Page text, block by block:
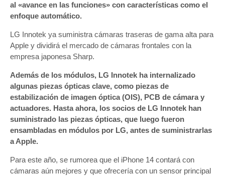
al «avance en las funciones» con características como el
enfoque automático.
LG Innotek ya suministra cámaras traseras de gama alta para
Apple y dividirá el mercado de cámaras frontales con la
empresa japonesa Sharp.
Además de los módulos, LG Innotek ha internalizado
algunas piezas ópticas clave, como piezas de
estabilización de imagen óptica (OIS), PCB de cámara y
actuadores. Hasta ahora, los socios de LG Innotek han
suministrado las piezas ópticas, que luego fueron
ensambladas en módulos por LG, antes de suministrarlas
a Apple.
Para este año, se rumorea que el iPhone 14 contará con
cámaras aún mejores y que ofrecería con un sensor principal